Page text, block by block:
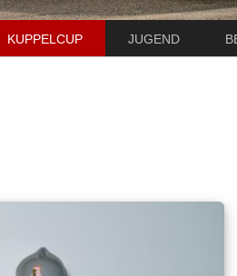
KUPPELCUP JUGEND